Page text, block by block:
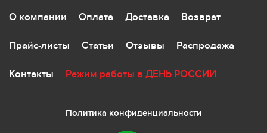
О компании Оплата Доставка Возврат
Прайс-листы Статьи Отзывы Распродажа
Контакты Режим работы в ДЕНЬ РОССИИ
Политика конфиденциальности